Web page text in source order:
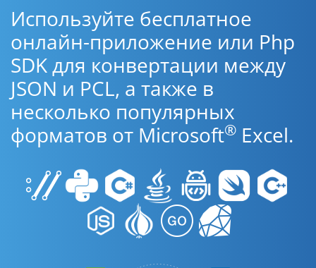
Используйте бесплатное
онлайн-приложение или Php
SDK для конвертации между
JSON и PCL, а также в
несколько популярных
форматов от Microsoft® Excel.